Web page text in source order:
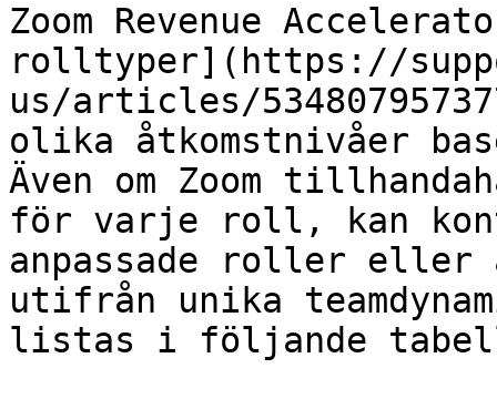
Zoom Revenue
rolltyper](https://
us/articles/
olika åtkomstnivåer
Även om Zoom
för varje roll, kan
anpassade roller eller
utifrån unika
listas i följande